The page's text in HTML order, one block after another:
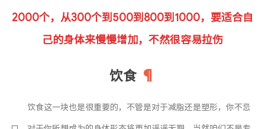
2000个，从300个到500到800到1000，要适合自
己的身体来慢慢增加，不然很容易拉伤
饮食
饮食这一块也是很重要的，不管是对于减脂还是塑形，你不忌